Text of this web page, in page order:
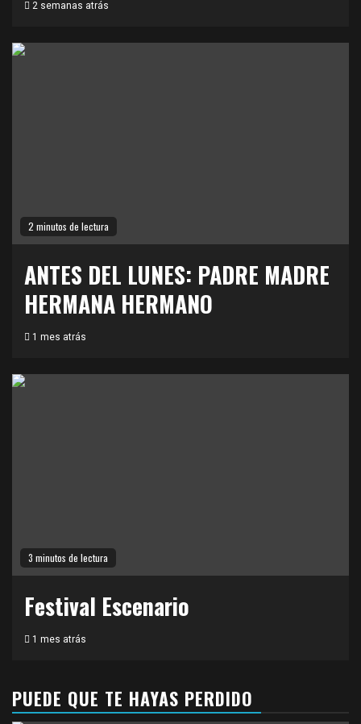
2 semanas atrás
2 minutos de lectura
ANTES DEL LUNES: PADRE MADRE
HERMANA HERMANO
1 mes atrás
3 minutos de lectura
Festival Escenario
1 mes atrás
PUEDE QUE TE HAYAS PERDIDO